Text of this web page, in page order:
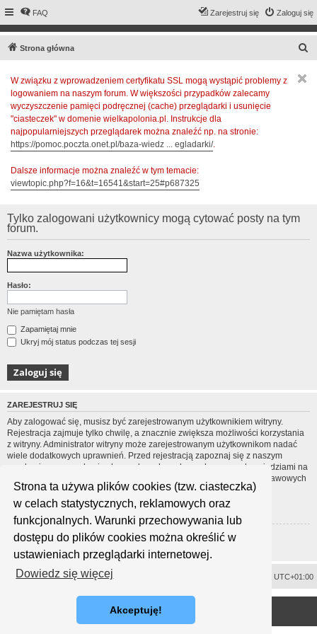
Strona ta używa plików cookies (tzw. ciasteczka)
w celach statystycznych, reklamowych oraz
funkcjonalnych. Warunki przechowywania lub
dostępu do plików cookies można określić w
ustawieniach przeglądarki internetowej.
Dowiedz się więcej
Akceptuję!
FAQ Zaloguj się
Zarejestruj się
Strona główna
W związku z wprowadzeniem certyfikatu SSL mogą wystąpić problemy z
logowaniem na naszym forum. W większości przypadków zalecamy
wyczyszczenie pamięci podręcznej (cache) przeglądarki i usunięcie
"ciasteczek" w domenie wielkapolonia.pl. Instrukcje dla
najpopularniejszych przeglądarek można znaleźć np. na stronie:
https://pomoc.poczta.onet.pl/baza-wiedz ... egladarki/.
Dalsze informacje można znaleźć w tym temacie:
viewtopic.php?f=16&t=16541&start=25#p687325
Tylko zalogowani użytkownicy mogą cytować posty na tym
forum.
Nazwa użytkownika:
Hasło:
Nie pamiętam hasła
Zapamiętaj mnie
Ukryj mój status podczas tej sesji
ZAREJESTRUJ SIĘ
Aby zalogować się, musisz być zarejestrowanym użytkownikiem witryny.
Rejestracja zajmuje tylko chwilę, a znacznie zwiększa możliwości korzystania
z witryny. Administrator witryny może zarejestrowanym użytkownikom nadać
wiele dodatkowych uprawnień. Przed rejestracją zapoznaj się z naszym
regulaminem, zasadami ochrony danych osobowych oraz z odpowiedziami na
często zadawane pytania (FAQ), gdzie jest wyjaśnionych wiele podstawowych
zagadnień dotyczących funkcjonowania witryny.
Regulamin|Zasady ochrony danych osobowych
Zarejestruj się
UTC+01:00
® Forum Software © phpBB Limited
Polski pakiet językowy dostarczaphpBB.pl